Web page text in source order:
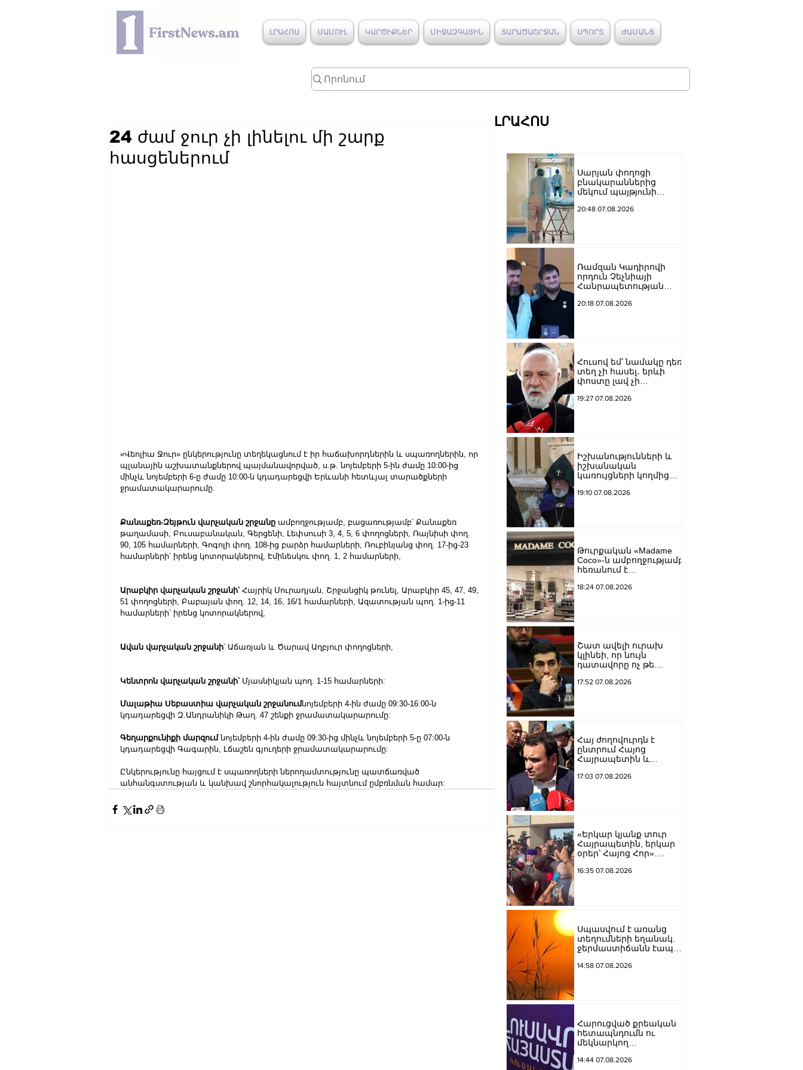
ԼՐԱՀՈՍ ՄԱՄՈՒԼ ԿԱՐԾԻՔՆԵՐ ՄԻՋԱԶԳԱՅԻՆ ՏԱՐԱԾԱՇՐՋԱՆ ՍՊՈՐՏ ԺԱՄԱՆՑ
24 ժամ ջուր չի լինելու մի շարք
հասցեներում
«Վեոլիա Ջուր» ընկերությունը տեղեկացնում է իր հաճախորդներին և սպառողներին, որ
պլանային աշխատանքներով պայմանավորված, ս.թ. նոյեմբերի 5-ին ժամը 10:00-ից
մինչև նոյեմբերի 6-ը ժամը 10:00-ն կդադարեցվի Երևանի հետևյալ տարածքների
ջրամատակարարումը.
Քանաքեռ-Զեյթուն վարչական շրջանը ամբողջությամբ, բացառությամբ՝ Քանաքեռ
թաղամասի, Բուսաբանական, Գերցենի, Լեփսուսի 3, 4, 5, 6 փողոցների, Ռայնիսի փող.
90, 105 համարների, Գոգոլի փող. 108-ից բարձր համարների, Ռուբինյանց փող. 17-ից-23
համարների՝ իրենց կոտորակներով, Էմինեսկու փող. 1, 2 համարների,
Արաբկիր վարչական շրջանի՝ Հայրիկ Մուրադյան, Շրջանցիկ թունել, Արաբկիր 45, 47, 49,
51 փողոցների, Բաբայան փող. 12, 14, 16, 16/1 համարների, Ազատության պող. 1-ից-11
համարների՝ իրենց կոտորակներով,
Ավան վարչական շրջանի՝ Աճառյան և Ծարավ Աղբյուր փողոցների,
Կենտրոն վարչական շրջանի՝ Մյասնիկյան պող. 1-15 համարների:
Մալաթիա Սեբաստիա վարչական շրջանումնոյեմբերի 4-ին ժամը 09:30-16:00-ն
կդադարեցվի Զ.Անդրանիկի Թաղ. 47 շենքի ջրամատակարարումը:
Գեղարքունիքի մարզում նոյեմբերի 4-ին ժամը 09:30-ից մինչև նոյեմբերի 5-ը 07:00-ն
կդադարեցվի Գագարին, Լճաշեն գյուղերի ջրամատակարարումը:
Ընկերությունը հայցում է սպառողների ներողամտությունը պատճառված
անհանգստության և կանխավ շնորհակալություն հայտնում ըմբռնման համար:
ԼՐԱՀՈՍ
Սարյան փողոցի
բնակարաններից
մեկում պայթյnւնի
տղամարդը
20:48 07.08.2026
Ռամզան Կադիրովի
որդուն Չեչնիայի
Հանրապետության
շնորհել
20:18 07.08.2026
Հուսով եմ՝ նամակը դեռ
տեղ չի հասել․ երևի
փոստը լավ չի
արքեպիսկոպոս
19:27 07.08.2026
Իշխանությունների և
իշխանական
կառույցների կողմից
եկեղեցու
կամքին
հպատակեցնելու
համար․ Վեհափառ
19:10 07.08.2026
Թուրքական «Madame
Coco»-ն ամբողջությամբ
հեռանում է
կփակվի 29 խանութ
18:24 07.08.2026
Շատ ավելի ուրախ
կլինեի, որ նույն
դատավորը ոչ թե
կարճեր քրեական
17:52 07.08.2026
Հայ ժողովուրդն է
ընտրում Հայոց
Հայրապետին և
ընթացակարգ չկա, չի էլ
17:03 07.08.2026
«Երկար կյանք տուր
Հայրապետին, երկար
օրեր՝ Հայոց Հոր».
դատարանի բակում
16:35 07.08.2026
Սպասվում է առանց
տեղումների եղանակ.
ջերմաստիճանն էապես
14:58 07.08.2026
Հարուցված քրեական
հետապնդումն ու
մեկնարկող
վերջին տարիներին
14:44 07.08.2026